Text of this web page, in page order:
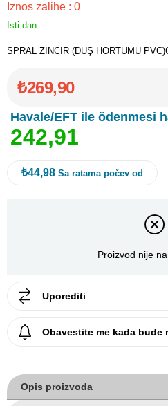
Iznos zalihe : 0
Isti dan
SPRAL ZİNCİR (DUŞ HORTUMU
₺269,90
Havale/EFT ile ödenmesi
242,91
₺44,98 Sa ratama počev od
Proizvod nije
Uporediti
Obavestite me kada bude
Opis proizvoda